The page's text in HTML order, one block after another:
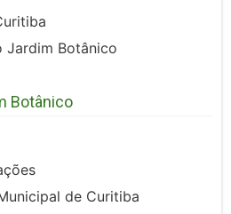
Jardim Botânico
Botânico
de Curitiba